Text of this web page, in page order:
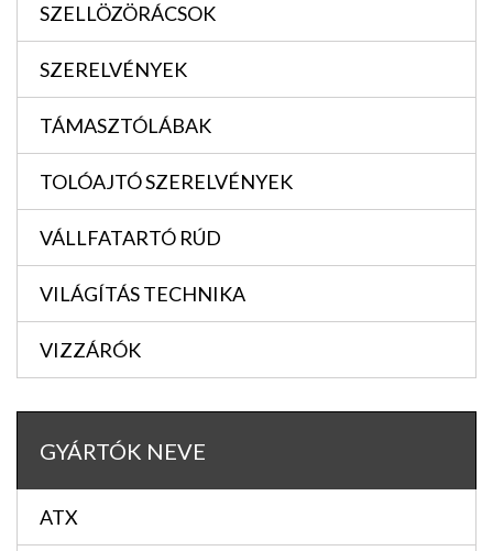
SZELLÖZÖRÁCSOK
SZERELVÉNYEK
TÁMASZTÓLÁBAK
TOLÓAJTÓ SZERELVÉNYEK
VÁLLFATARTÓ RÚD
VILÁGÍTÁS TECHNIKA
VIZZÁRÓK
GYÁRTÓK NEVE
ATX